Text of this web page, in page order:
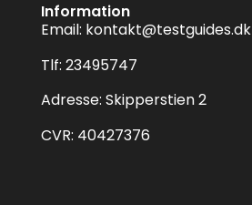
Information
Email: kontakt@testguides.dk
Tlf: 23495747
Adresse: Skipperstien 2
CVR: 40427376